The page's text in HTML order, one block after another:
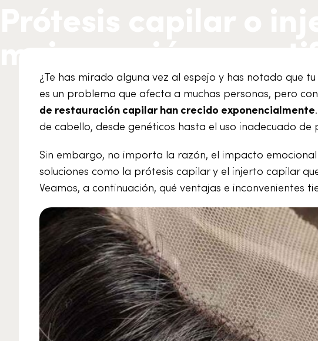
¿Te has mirado alguna vez al espejo y has notado que
es un problema que afecta a muchas personas, pero
de restauración capilar han crecido exponencialmente
de cabello, desde genéticos hasta el uso inadecuado de
Sin embargo, no importa la razón, el impacto
soluciones como la prótesis capilar y el injerto capilar
Veamos, a continuación, qué ventajas e inconvenientes